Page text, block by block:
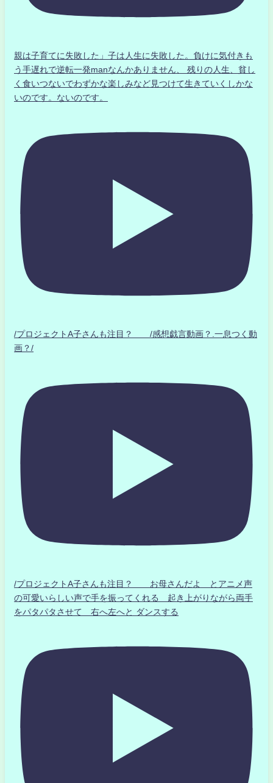
親は子育てに失敗した」子は人生に失敗した。負けに気付きも
う手遅れで逆転一発manなんかありません、 残りの人生、貧し
く食いつないでわずかな楽しみなど見つけて生きていくしかな
いのです。ないのです。
/プロジェクトA子さんも注目？ /感想戯言動画？.一息つく動
画？/
/プロジェクトA子さんも注目？ お母さんだよ とアニメ声
の可愛いらしい声で手を振ってくれる 起き上がりながら両手
をパタパタさせて 右へ左へと ダンスする